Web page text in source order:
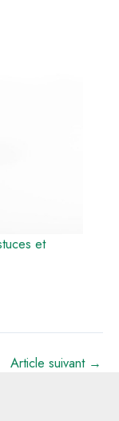
et
Article suivant →